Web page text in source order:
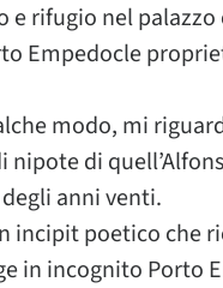
rifugio nel
Empedocle
modo, mi
di
anni venti.
poetico che
in incognito Porto